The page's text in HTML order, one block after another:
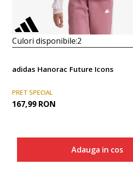
Culori disponibile:2
adidas Hanorac Future Icons
PRET SPECIAL
167,99 RON
Adauga in cos